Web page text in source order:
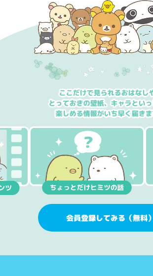
会員登録してみる（無料）